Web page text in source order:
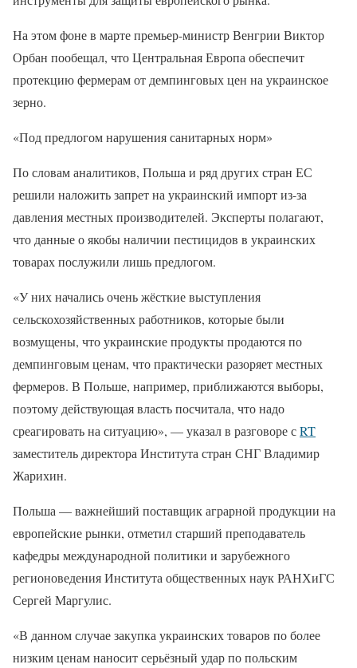
На этом фоне в марте премьер-министр Венгрии Виктор
Орбан пообещал, что Центральная Европа обеспечит
протекцию фермерам от демпинговых цен на украинское
зерно.
«Под предлогом нарушения санитарных норм»
По словам аналитиков, Польша и ряд других стран ЕС
решили наложить запрет на украинский импорт из-за
давления местных производителей. Эксперты полагают,
что данные о якобы наличии пестицидов в украинских
товарах послужили лишь предлогом.
«У них начались очень жёсткие выступления
сельскохозяйственных работников, которые были
возмущены, что украинские продукты продаются по
демпинговым ценам, что практически разоряет местных
фермеров. В Польше, например, приближаются выборы,
поэтому действующая власть посчитала, что надо
среагировать на ситуацию», — указал в разговоре сRT
заместитель директора Института стран СНГ Владимир
Жарихин.
Польша — важнейший поставщик аграрной продукции на
европейские рынки, отметил старший преподаватель
кафедры международной политики и зарубежного
регионоведения Института общественных наук РАНХиГС
Сергей Маргулис.
«В данном случае закупка украинских товаров по более
низким ценам наносит серьёзный удар по польским